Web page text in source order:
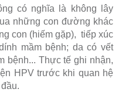
có nghĩa là không lây
những con đường khác
con (hiếm gặp), tiếp xúc
mầm bệnh; da có vết
bệnh... Thực tế ghi nhận,
HPV trước khi quan hệ